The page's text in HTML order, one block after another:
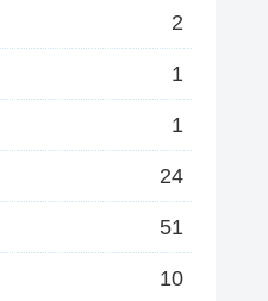
2
1
1
24
51
10